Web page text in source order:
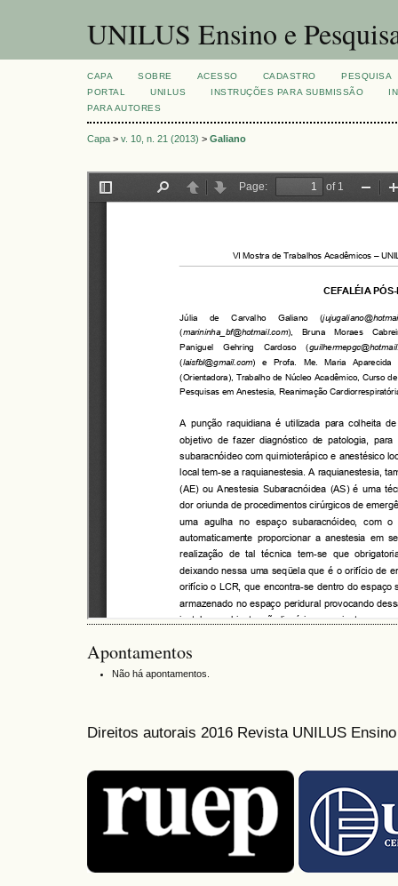
UNILUS Ensino e
CAPA SOBRE ACESSO CADASTRO
PESQUISA
PORTAL
UNILUS INSTRUÇÕES PARA SUBMISSÃO
PARA AUTORES
Capa > v. 10, n. 21 (2013) > Galiano
Apontamentos
Não há apontamentos.
Direitos autorais 2016 Revista UNILUS